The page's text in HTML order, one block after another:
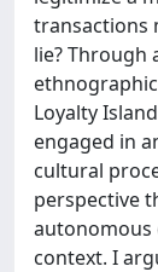
transactions
lie? Through
Loyalty
engaged in
cultural
perspective
autonomous
context. I